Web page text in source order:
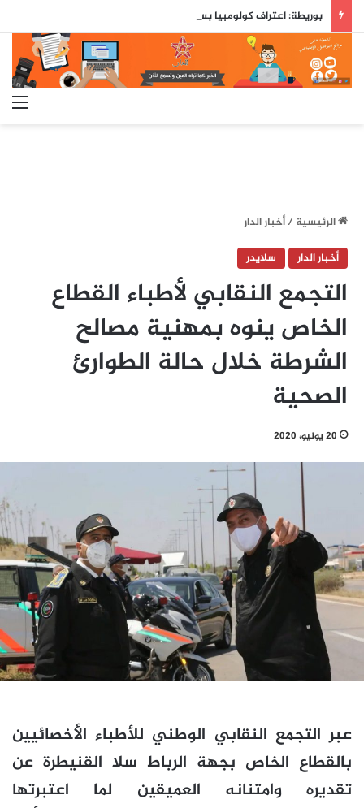
الرئيسية/أخبار الدار
أخبار الدار
سلايدر
التجمع النقابي لأطباء القطاع
الخاص ينوه بمهنية مصالح
الشرطة خلال حالة الطوارئ
الصحية
20 يونيو، 2020
عبر التجمع النقابي الوطني للأطباء الأخصائيين
بالقطاع الخاص بجهة الرباط سلا القنيطرة عن
تقديره وامتنانه العميقين لما اعتبرتها